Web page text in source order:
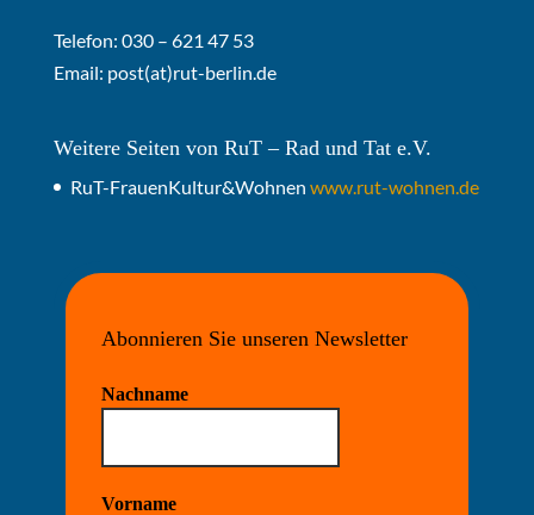
Telefon: 030 – 621 47 53
Email: post(at)rut-berlin.de
Weitere Seiten von RuT – Rad und Tat e.V.
RuT-FrauenKultur&Wohnen www.rut-wohnen.de
Abonnieren Sie unseren Newsletter
Nachname
Vorname